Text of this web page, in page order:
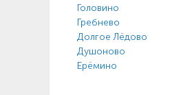
Головино
Гребнево
Долгое Лёдово
Душоново
Ерёмино